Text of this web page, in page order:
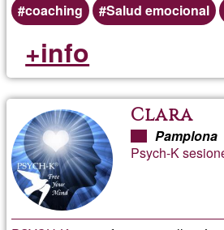
coaching
Salud emocional
+info
Clara
Pamplona
Psych-K